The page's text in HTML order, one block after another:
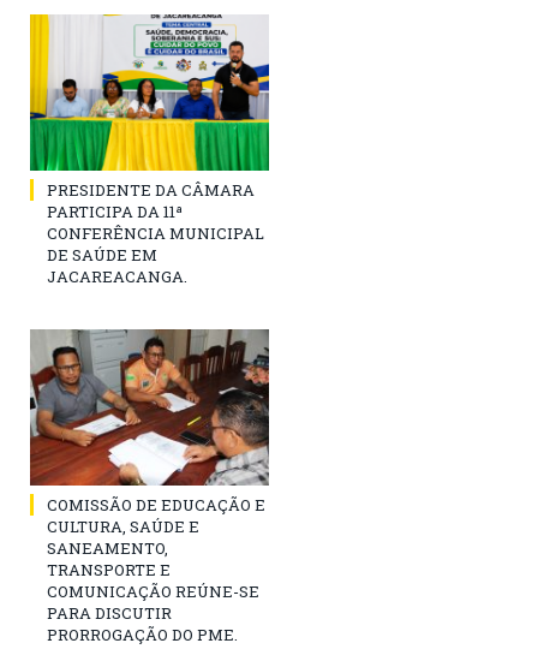
PRESIDENTE DA CÂMARA
PARTICIPA DA 11ª
CONFERÊNCIA MUNICIPAL
DE SAÚDE EM
JACAREACANGA.
COMISSÃO DE EDUCAÇÃO E
CULTURA, SAÚDE E
SANEAMENTO,
TRANSPORTE E
COMUNICAÇÃO REÚNE-SE
PARA DISCUTIR
PRORROGAÇÃO DO PME.